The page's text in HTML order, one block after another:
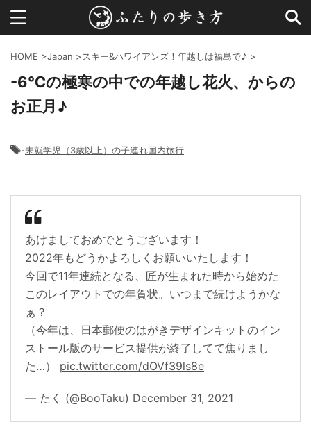
HOME >Japan >スキー&ハワイアンズ！年越しは福島で♪ >
-6℃の極寒の中での年越し花火、からの
お正月♪
-未就学児（3歳以上）の子連れ国内旅行
あけましておめでとうございます！
2022年もどうかよろしくお願いいたします！
今回で11年連続となる、匠が生まれた時から始めた
このレイアウトでの年賀状。いつまで続けようかな
ぁ？
（今年は、日本郵便のはがきデザインキットのイン
ストール版のサービス提供が終了してて焦りまし
た…） pic.twitter.com/dOVf39ls8e
— たく (@BooTaku) December 31, 2021